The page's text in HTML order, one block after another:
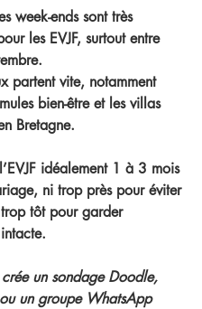
week-ends sont très
les EVJF, surtout entre
.
partent vite, notamment
bien-être et les villas
Bretagne.
idéalement 1 à 3 mois
, ni trop près pour éviter
tôt pour garder
un sondage Doodle,
un groupe WhatsApp